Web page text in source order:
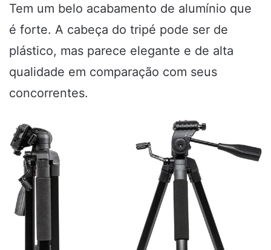
Tem um belo acabamento de alumínio que
é forte. A cabeça do tripé pode ser de
plástico, mas parece elegante e de alta
qualidade em comparação com seus
concorrentes.